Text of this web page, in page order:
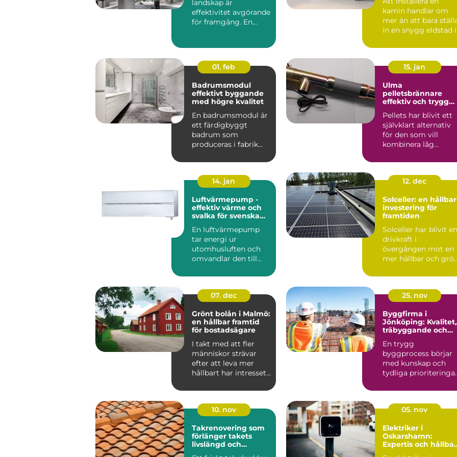
landskap är
effektivitet avgörande
för framgång. En
kamin handlar om
mer än att bara
in en snygg eldstad i
vä...
01. feb
Badrumsmodul
effektivt byggande
med högre kvalitet
En badrumsmodul är
ett färdigbyggt
badrum som
produceras i fabrik
komplett till byggar...
15. jan
Ulma
pelletsbrännare
effektiv och trygg
Pellets har blivit ett
självklart alternativ
för den som vill
kombinera låg
d med ...
14. jan
Luftvärmepump -
effektiv värme och
svalka för svenska
En luftvärmepump
tar energi ur
utomhusluften och
omvandlar den till
inomh...
12. dec
Solceller: en hållbar
investering för
framtiden
Solceller har blivit en
drivkraft i
övergången mot en
mer hållbar och
07. dec
Grönt bolån i Malmö:
en hållbar framtid
för bostadsägare
I takt med att fler
människor strävar
efter att leva mer
hållbart har intresset
25. nov
Byggfirma i
Jönköping: Kvalitet,
träbyggande och
En trygg
byggprocess börjar
med kunskap och
tydliga
10. nov
Takrenovering som
förlänger takets
livslängd och
05. nov
Elektriker i
Oskarshamn:
Expertis och